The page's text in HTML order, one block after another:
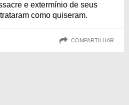
e extermínio de seus
como quiseram.
COMPARTILHAR